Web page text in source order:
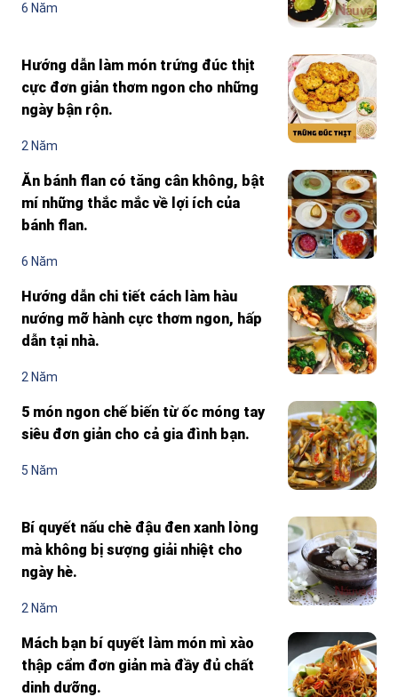
6 Năm
Hướng dẫn làm món trứng đúc thịt
cực đơn giản thơm ngon cho những
ngày bận rộn.
2 Năm
Ăn bánh flan có tăng cân không, bật
mí những thắc mắc về lợi ích của
bánh flan.
6 Năm
Hướng dẫn chi tiết cách làm hàu
nướng mỡ hành cực thơm ngon, hấp
dẫn tại nhà.
2 Năm
5 món ngon chế biến từ ốc móng tay
siêu đơn giản cho cả gia đình bạn.
5 Năm
Bí quyết nấu chè đậu đen xanh lòng
mà không bị sượng giải nhiệt cho
ngày hè.
2 Năm
Mách bạn bí quyết làm món mì xào
thập cẩm đơn giản mà đầy đủ chất
dinh dưỡng.